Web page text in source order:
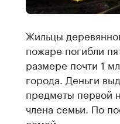
Жильцы
пожаре погибли
размере почти 1
города. Деньги
предметы первой
члена семьи. По